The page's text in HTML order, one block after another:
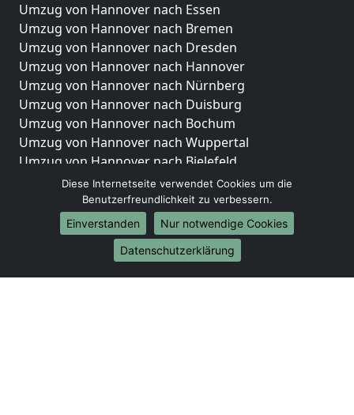
Umzug von Hannover nach Essen
Umzug von Hannover nach Bremen
Umzug von Hannover nach Dresden
Umzug von Hannover nach Hannover
Umzug von Hannover nach Nürnberg
Umzug von Hannover nach Duisburg
Umzug von Hannover nach Bochum
Umzug von Hannover nach Wuppertal
Umzug von Hannover nach Bielefeld
Umzug von Hannover nach Bonn
Umzug von Hannover nach Münster
Internationale-Umzüge
Umzug von Hannover nach Brasilien
Umzug von Hannover nach Brunei Darussalam
Diese Internetseite verwendet Cookies um die
Benutzerfreundlichkeit zu verbessern.
Einverstanden
Nur notwendige Cookies
Datenschutzerklärung